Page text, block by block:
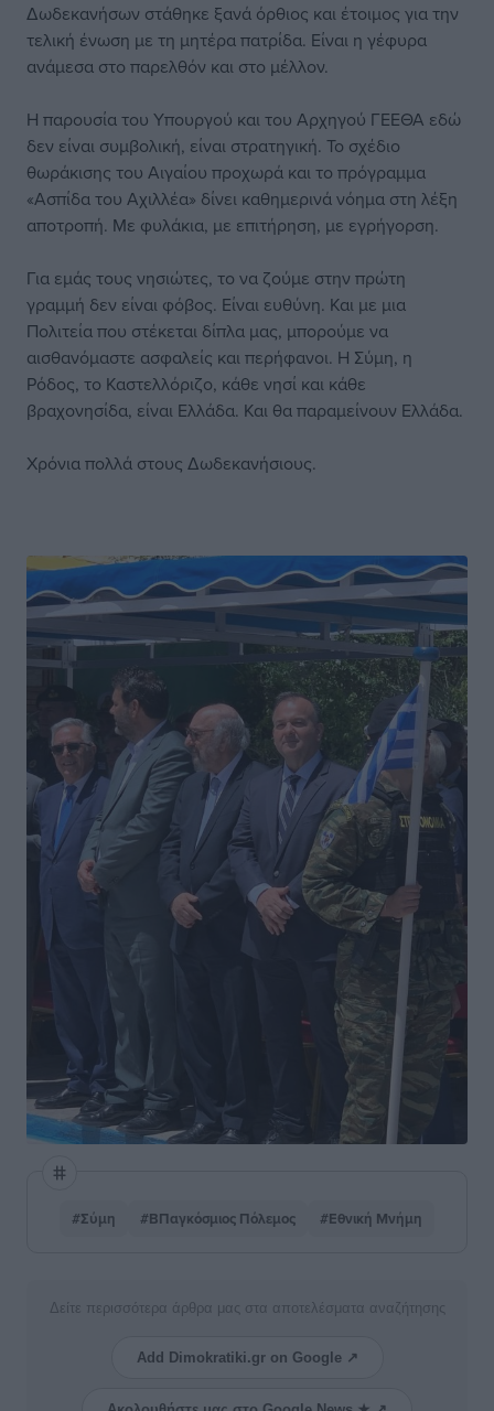
Δωδεκανήσων στάθηκε ξανά όρθιος και έτοιμος για την
τελική ένωση με τη μητέρα πατρίδα. Είναι η γέφυρα
ανάμεσα στο παρελθόν και στο μέλλον.
Η παρουσία του Υπουργού και του Αρχηγού ΓΕΕΘΑ εδώ
δεν είναι συμβολική, είναι στρατηγική. Το σχέδιο
θωράκισης του Αιγαίου προχωρά και το πρόγραμμα
«Ασπίδα του Αχιλλέα» δίνει καθημερινά νόημα στη λέξη
αποτροπή. Με φυλάκια, με επιτήρηση, με εγρήγορση.
Για εμάς τους νησιώτες, το να ζούμε στην πρώτη
γραμμή δεν είναι φόβος. Είναι ευθύνη. Και με μια
Πολιτεία που στέκεται δίπλα μας, μπορούμε να
αισθανόμαστε ασφαλείς και περήφανοι. Η Σύμη, η
Ρόδος, το Καστελλόριζο, κάθε νησί και κάθε
βραχονησίδα, είναι Ελλάδα. Και θα παραμείνουν Ελλάδα.
Χρόνια πολλά στους Δωδεκανήσιους.
#Σύμη #ΒΠαγκόσμιος Πόλεμος #Εθνική Μνήμη
Δείτε περισσότερα άρθρα μας στα αποτελέσματα αναζήτησης
Add Dimokratiki.gr on Google ↗